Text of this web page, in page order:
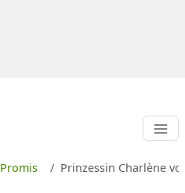
Promis Prinzessin Charlène